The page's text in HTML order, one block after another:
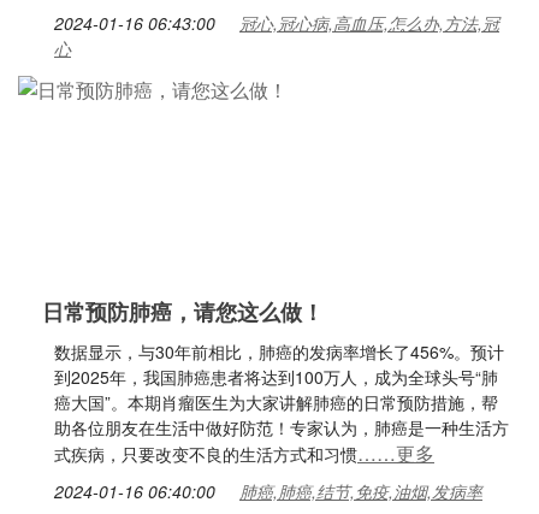
2024-01-16 06:43:00
冠心,冠心病,高血压,怎么办,方法,冠
心
日常预防肺癌，请您这么做！
数据显示，与30年前相比，肺癌的发病率增长了456%。预计
到2025年，我国肺癌患者将达到100万人，成为全球头号“肺
癌大国”。本期肖瘤医生为大家讲解肺癌的日常预防措施，帮
助各位朋友在生活中做好防范！专家认为，肺癌是一种生活方
式疾病，只要改变不良的生活方式和习惯……更多
2024-01-16 06:40:00 肺癌,肺癌,结节,免疫,油烟,发病率